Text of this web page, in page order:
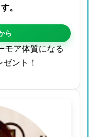
。
ら
モア体質になる
ント！